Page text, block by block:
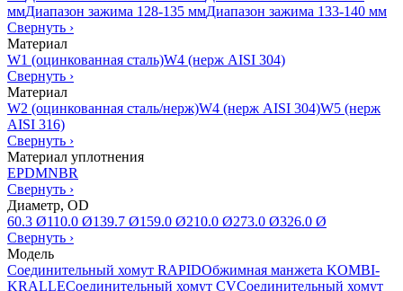
ммДиапазон зажима 128-135 ммДиапазон зажима 133-140 мм
Свернуть ›
Материал
W1 (оцинкованная сталь)W4 (нерж AISI 304)
Свернуть ›
Материал
W2 (оцинкованная сталь/нерж)W4 (нерж AISI 304)W5 (нерж
AISI 316)
Свернуть ›
Материал уплотнения
EPDMNBR
Свернуть ›
Диаметр, OD
60.3 Ø110.0 Ø139.7 Ø159.0 Ø210.0 Ø273.0 Ø326.0 Ø
Свернуть ›
Модель
Соединительный хомут RAPIDОбжимная манжета KOMBI-
KRALLEСоединительный хомут CVСоединительный хомут